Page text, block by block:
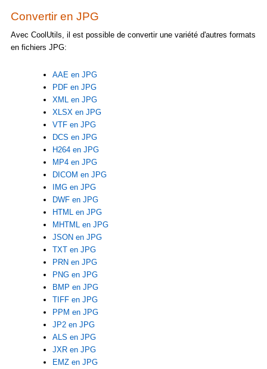
Convertir en JPG
Avec CoolUtils, il est possible de convertir une variété d'autres formats
en fichiers JPG:
AAE en JPG
PDF en JPG
XML en JPG
XLSX en JPG
VTF en JPG
DCS en JPG
H264 en JPG
MP4 en JPG
DICOM en JPG
IMG en JPG
DWF en JPG
HTML en JPG
MHTML en JPG
JSON en JPG
TXT en JPG
PRN en JPG
PNG en JPG
BMP en JPG
TIFF en JPG
PPM en JPG
JP2 en JPG
ALS en JPG
JXR en JPG
EMZ en JPG